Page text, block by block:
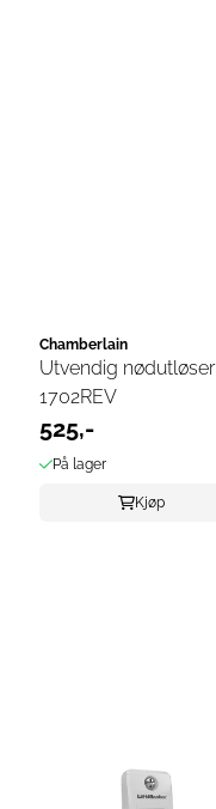
Chamberlain
Utvendig nødutløser
1702REV
525,-
På lager
Kjøp